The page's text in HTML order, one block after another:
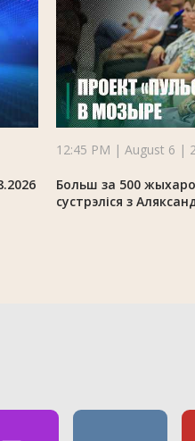
12:45 PM | August 6 |
Больш за 500
сустрэліся з